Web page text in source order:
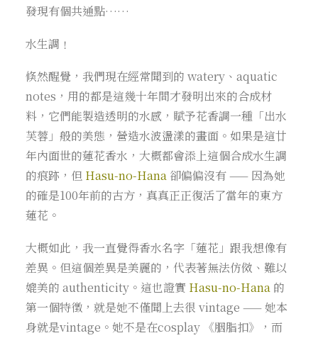
發現有個共通點……
水生調﹗
倏然醒覺，我們現在經常聞到的 watery、aquatic
notes，用的都是這幾十年間才發明出來的合成材
料，它們能製造透明的水感，賦予花香調一種「出水
芙蓉」般的美態，營造水波盪漾的畫面。如果是這廿
年內面世的蓮花香水，大概都會添上這個合成水生調
的痕跡，但 Hasu-no-Hana 卻偏偏沒有 —— 因為她
的確是100年前的古方，真真正正復活了當年的東方
蓮花。
大概如此，我一直覺得香水名字「蓮花」跟我想像有
差異。但這個差異是美麗的，代表著無法仿傚、難以
媲美的 authenticity。這也證實 Hasu-no-Hana 的
第一個特徵，就是她不僅聞上去很 vintage —— 她本
身就是vintage。她不是在cosplay 《胭脂扣》，而